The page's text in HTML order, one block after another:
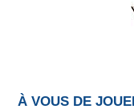
À VOUS DE